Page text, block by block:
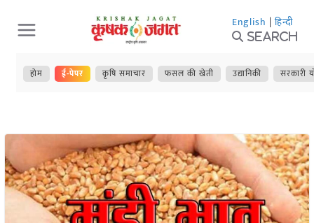
Skip
to
content
English | हिन्दी
Search
होम ई-पेपर कृषि समाचार फसल की खेती उद्यानिकी सरकारी